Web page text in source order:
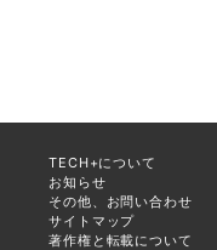
TECH+について
お知らせ
その他、お問い合わせ
サイトマップ
著作権と転載について